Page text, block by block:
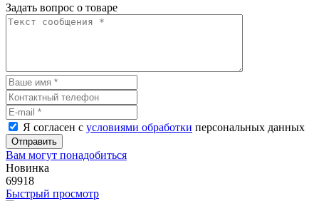
Задать вопрос о товаре
Я согласен с условиями обработки персональных данных
Отправить
Вам могут понадобиться
Новинка
69918
Быстрый просмотр